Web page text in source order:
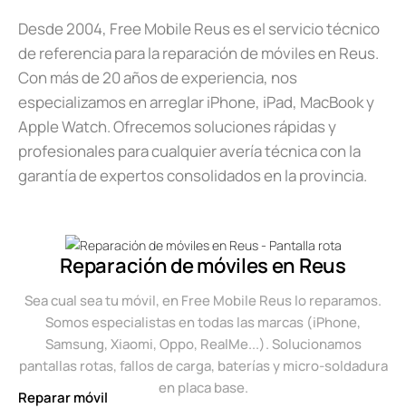
Desde 2004, Free Mobile Reus es el servicio técnico
de referencia para la reparación de móviles en Reus.
Con más de 20 años de experiencia, nos
especializamos en arreglar iPhone, iPad, MacBook y
Apple Watch. Ofrecemos soluciones rápidas y
profesionales para cualquier avería técnica con la
garantía de expertos consolidados en la provincia.
Reparación de móviles en Reus
Sea cual sea tu móvil, en Free Mobile Reus lo reparamos.
Somos especialistas en todas las marcas (iPhone,
Samsung, Xiaomi, Oppo, RealMe...). Solucionamos
pantallas rotas, fallos de carga, baterías y micro-soldadura
en placa base.
Reparar móvil